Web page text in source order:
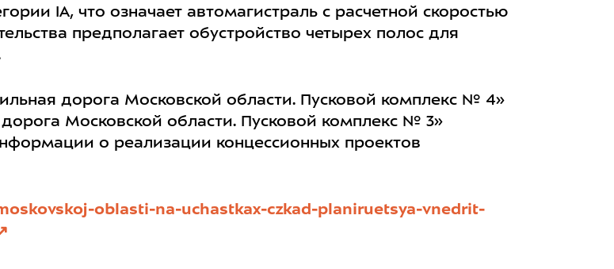
IA, что означает автомагистраль с расчетной скоростью
предполагает обустройство четырех полос для
дорога Московской области. Пусковой комплекс № 4»
Московской области. Пусковой комплекс № 3»
о реализации концессионных проектов
oblasti-na-uchastkax-czkad-planiruetsya-vnedrit-